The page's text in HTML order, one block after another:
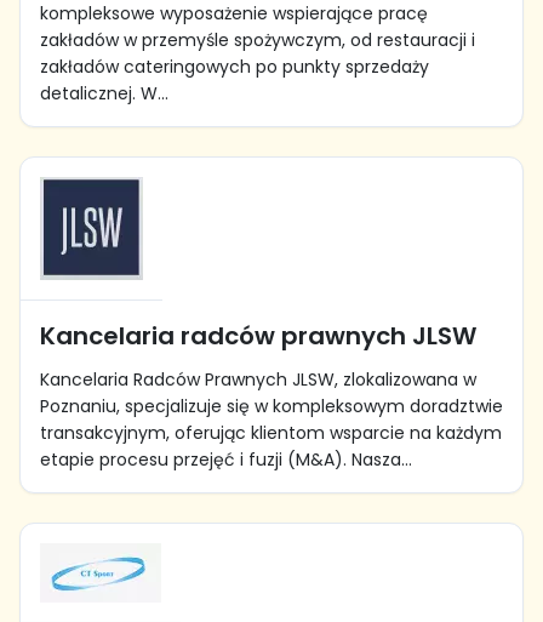
kompleksowe wyposażenie wspierające pracę
zakładów w przemyśle spożywczym, od restauracji i
zakładów cateringowych po punkty sprzedaży
detalicznej. W...
Kancelaria radców prawnych JLSW
Kancelaria Radców Prawnych JLSW, zlokalizowana w
Poznaniu, specjalizuje się w kompleksowym doradztwie
transakcyjnym, oferując klientom wsparcie na każdym
etapie procesu przejęć i fuzji (M&A). Nasza...